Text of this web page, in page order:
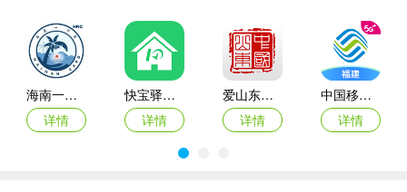
海南一卡通iOS
详情
快宝驿站苹果版
详情
爱山东苹果版
详情
中国移动福建app苹果版(八闽生活)
详情